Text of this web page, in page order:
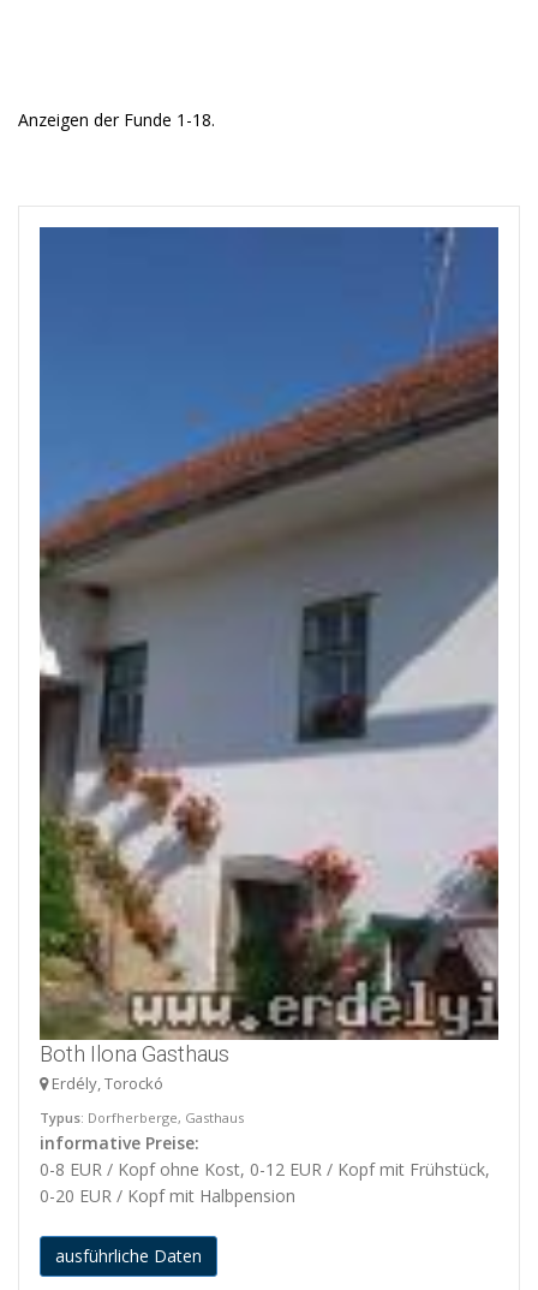
Anzeigen der Funde 1-18.
Both Ilona Gasthaus
Erdély, Torockó
Typus: Dorfherberge, Gasthaus
informative Preise:
0-8 EUR / Kopf ohne Kost, 0-12 EUR / Kopf mit Frühstück,
0-20 EUR / Kopf mit Halbpension
ausführliche Daten